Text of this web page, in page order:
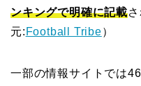
ンキングで明確に記載
元: Football Tribe）
一部の情報サイトでは